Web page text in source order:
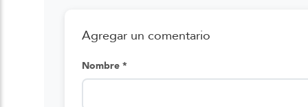
Agregar un comentario
Nombre *